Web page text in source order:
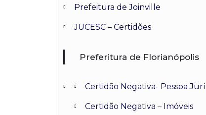
Prefeitura de Joinville
JUCESC – Certidões
Preferitura de Florianópolis
Certidão Negativa- Pessoa
Certidão Negativa – Imóveis